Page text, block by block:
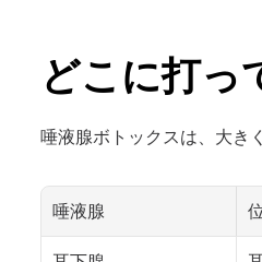
どこに打っ
唾液腺ボトックスは、大き
唾液腺